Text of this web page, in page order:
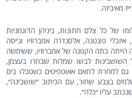
מאיביזה.
של כל צלם חתונות, ביניהן הדוגמניות
פונטנה, אלסנדרה אמברוזיו וג׳יסה
הייתה בתה הקטנה של אמברוזיו, ששימשה
לבשו שמלות שבחרו בעצמן,
גם למחרת לתאם אאוטפיטים כשטבלו בים
בצבע שחור, עם הכיתוב ״שושבינה״,
עליו ״כלה״.